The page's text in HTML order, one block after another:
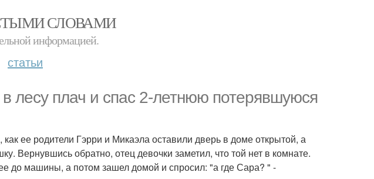
СЛОВАМИ
информацией.
статьи
лесу плач и спас 2-летнюю потерявшуюся
ее родители Гэрри и Микаэла оставили дверь в доме открытой, а
Вернувшись обратно, отец девочки заметил, что той нет в комнате.
до машины, а потом зашел домой и спросил: "а где Сара? " -